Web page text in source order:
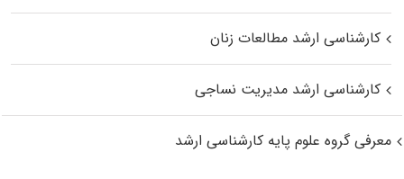
کارشناسی ارشد مطالعات زنان
کارشناسی ارشد مدیریت نساجی
معرفی گروه علوم پایه کارشناسی ارشد